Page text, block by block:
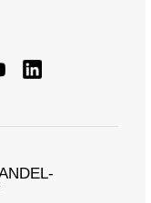
112
61K